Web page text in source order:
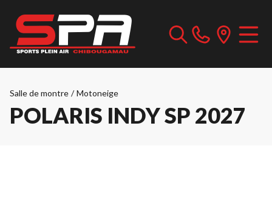
Salle de montre / Motoneige
POLARIS INDY SP 2027